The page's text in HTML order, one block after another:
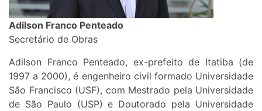
Adilson Franco Penteado
Secretário de Obras
Adilson Franco Penteado, ex-prefeito de Itatiba (de
1997 a 2000), é engenheiro civil formado Universidade
São Francisco (USF), com Mestrado pela Universidade
de São Paulo (USP) e Doutorado pela Universidade